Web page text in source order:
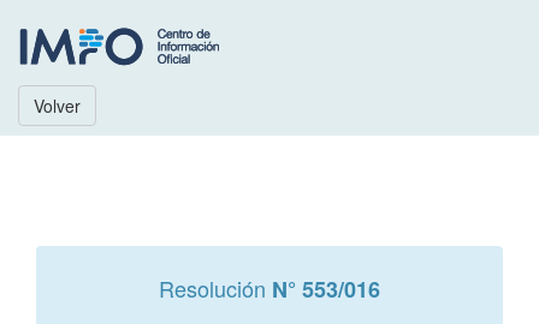
Volver
Resolución N° 553/016